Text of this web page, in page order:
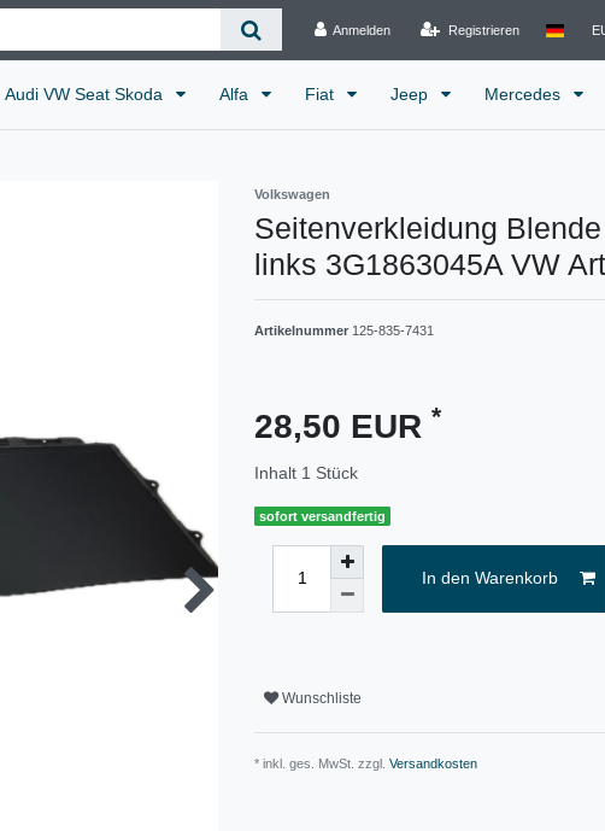
Anmelden Registrieren
Audi VW Seat Skoda Alfa Fiat Jeep Mercedes
Volkswagen
Seitenverkleidung
links 3G1863045A VW
Artikelnummer 125-835-7431
28,50 EUR *
Inhalt 1 Stück
sofort versandfertig
In den Warenkorb
Wunschliste
* inkl. ges. MwSt. zzgl. Versandkosten